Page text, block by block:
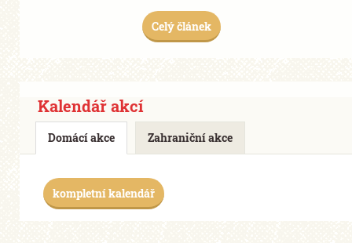
Celý článek
Kalendář akcí
Domácí akce Zahraniční akce
kompletní kalendář